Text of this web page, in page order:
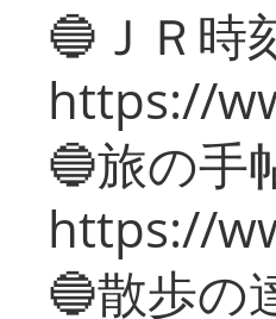
🔵ＪＲ時
https://
🔵旅の手
https://
🔵散歩の